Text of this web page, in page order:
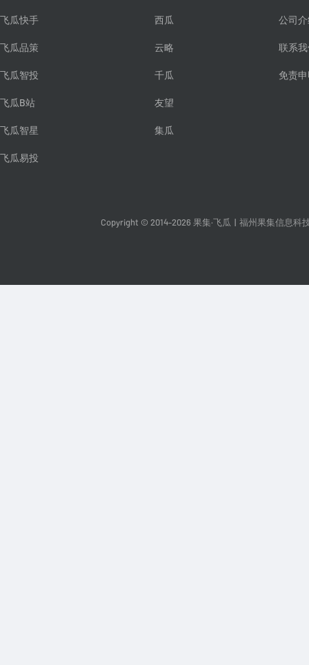
飞瓜快手
飞瓜品策
飞瓜智投
飞瓜B站
飞瓜智星
飞瓜易投
西瓜
云略
千瓜
友望
集瓜
公司
联系
免责
Copyright © 2014-2026 果集·飞瓜 福州果集信息科